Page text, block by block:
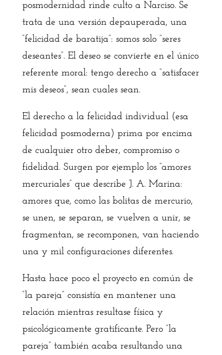
posmodernidad rinde culto a Narciso. Se
trata de una versión depauperada, una
“felicidad de baratija”: somos solo “seres
deseantes”. El deseo se convierte en el único
referente moral: tengo derecho a “satisfacer
mis deseos”, sean cuales sean.
El derecho a la felicidad individual (esa
felicidad posmoderna) prima por encima
de cualquier otro deber, compromiso o
fidelidad. Surgen por ejemplo los “amores
mercuriales” que describe J. A. Marina:
amores que, como las bolitas de mercurio,
se unen, se separan, se vuelven a unir, se
fragmentan, se recomponen, van haciendo
una y mil configuraciones diferentes.
Hasta hace poco el proyecto en común de
“la pareja” consistía en mantener una
relación mientras resultase física y
psicológicamente gratificante. Pero “la
pareja” también acaba resultando una